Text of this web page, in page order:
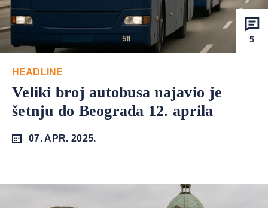
5
HEADLINE
Veliki broj autobusa najavio je
šetnju do Beograda 12. aprila
07. APR. 2025.